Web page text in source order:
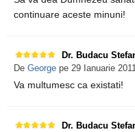
continuare aceste minuni!
Dr. Budacu
De George pe 29 Ianuarie
Va multumesc ca existati!
Dr. Budacu